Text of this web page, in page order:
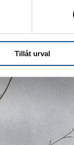
Tillåt urval